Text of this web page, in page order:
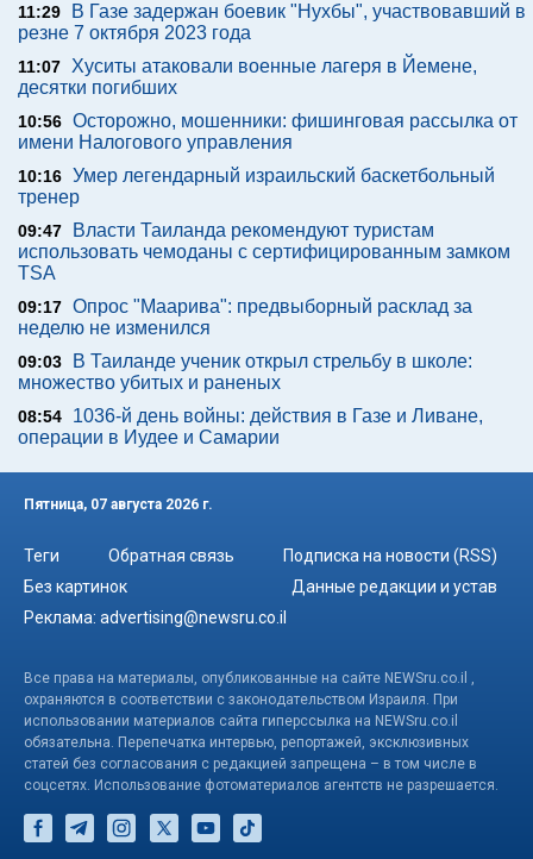
11:29
В Газе задержан боевик "Нухбы", участвовавший в
резне 7 октября 2023 года
11:07 Хуситы атаковали военные лагеря в Йемене,
десятки погибших
10:56 Осторожно, мошенники: фишинговая рассылка от
имени Налогового управления
10:16 Умер легендарный израильский баскетбольный
тренер
09:47
Власти Таиланда рекомендуют туристам
использовать чемоданы с сертифицированным замком
TSA
09:17 Опрос "Mаарива": предвыборный расклад за
неделю не изменился
09:03
В Таиланде ученик открыл стрельбу в школе:
множество убитых и раненых
08:54
1036-й день войны: действия в Газе и Ливане,
операции в Иудее и Самарии
Пятница, 07 августа 2026 г.
Теги Обратная связь
Подписка на новости (RSS)
Без картинок
Данные редакции и устав
Реклама: advertising@newsru.co.il
Все права на материалы, опубликованные на сайте NEWSru.co.il ,
охраняются в соответствии с законодательством Израиля. При
использовании материалов сайта гиперссылка на NEWSru.co.il
обязательна. Перепечатка интервью, репортажей, эксклюзивных
статей без согласования с редакцией запрещена – в том числе в
соцсетях. Использование фотоматериалов агентств не разрешается.